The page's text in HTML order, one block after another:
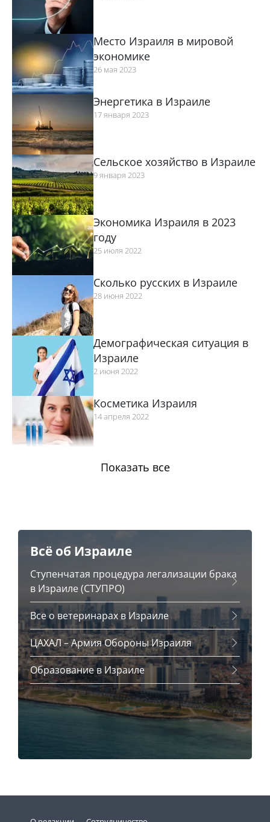
Место Израиля в мировой
экономике
26 мая 2023
Энергетика в Израиле
17 января 2023
Сельское хозяйство в Израиле
9 января 2023
Экономика Израиля в 2023
году
25 июля 2022
Сколько русских в Израиле
28 июня 2022
Демографическая ситуация в
Израиле
2 июня 2022
Косметика Израиля
14 апреля 2022
Домашние животные в
Сколько стоит жизнь в
Израиле
21 марта 2022
Израиль в цифрах
19 марта 2022
Израильская кухня: топ-10
блюд
Показать все
Всё об Израиле
Ступенчатая процедура легализации брака
в Израиле (СТУПРО)
Все о ветеринарах в Израиле
ЦАХАЛ – Армия Обороны Израиля
Образование в Израиле